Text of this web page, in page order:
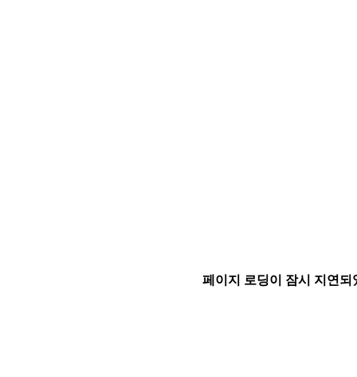
페이지 로딩이 잠시 지연